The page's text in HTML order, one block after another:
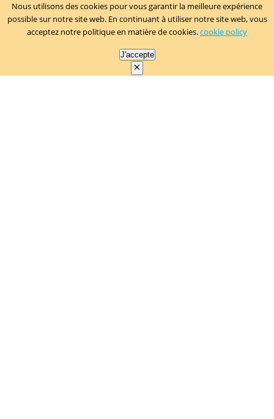
Nous utilisons des cookies pour vous garantir la meilleure expérience
possible sur notre site web. En continuant à utiliser notre site web, vous
acceptez notre politique en matière de cookies.cookie policy
J'accepte